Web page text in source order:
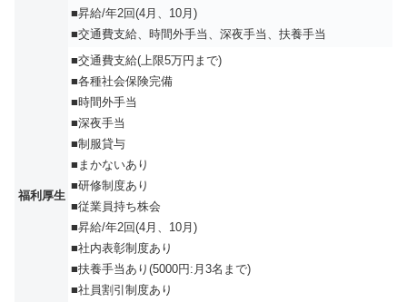
■昇給/年2回(4月、10月)
■交通費支給、時間外手当、深夜手当、扶養手当
福利厚生
■交通費支給(上限5万円まで)
■各種社会保険完備
■時間外手当
■深夜手当
■制服貸与
■まかないあり
■研修制度あり
■従業員持ち株会
■昇給/年2回(4月、10月)
■社内表彰制度あり
■扶養手当あり(5000円:月3名まで)
■社員割引制度あり